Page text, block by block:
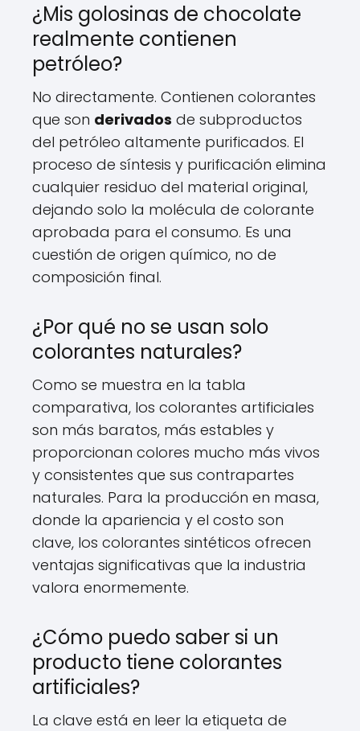
¿Mis golosinas de chocolate
realmente contienen
petróleo?
No directamente. Contienen colorantes
que son derivados de subproductos
del petróleo altamente purificados. El
proceso de síntesis y purificación elimina
cualquier residuo del material original,
dejando solo la molécula de colorante
aprobada para el consumo. Es una
cuestión de origen químico, no de
composición final.
¿Por qué no se usan solo
colorantes naturales?
Como se muestra en la tabla
comparativa, los colorantes artificiales
son más baratos, más estables y
proporcionan colores mucho más vivos
y consistentes que sus contrapartes
naturales. Para la producción en masa,
donde la apariencia y el costo son
clave, los colorantes sintéticos ofrecen
ventajas significativas que la industria
valora enormemente.
¿Cómo puedo saber si un
producto tiene colorantes
artificiales?
La clave está en leer la etiqueta de